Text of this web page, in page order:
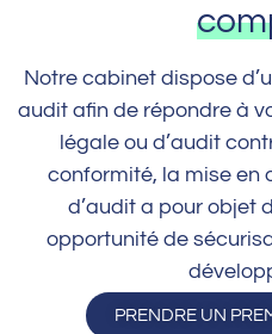
Notre cabinet dispose
audit afin de répondre à
légale ou d’audit
conformité, la mise en
d’audit a pour objet
opportunité de
PRENDRE UN